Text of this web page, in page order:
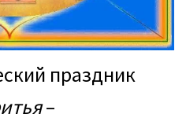
праздник
–